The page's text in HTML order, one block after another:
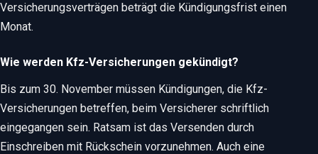
Versicherungsverträgen beträgt die Kündigungsfrist einen
Monat.
Wie werden Kfz-Versicherungen gekündigt?
Bis zum 30. November müssen Kündigungen, die Kfz-
Versicherungen betreffen, beim Versicherer schriftlich
eingegangen sein. Ratsam ist das Versenden durch
Einschreiben mit Rückschein vorzunehmen. Auch eine